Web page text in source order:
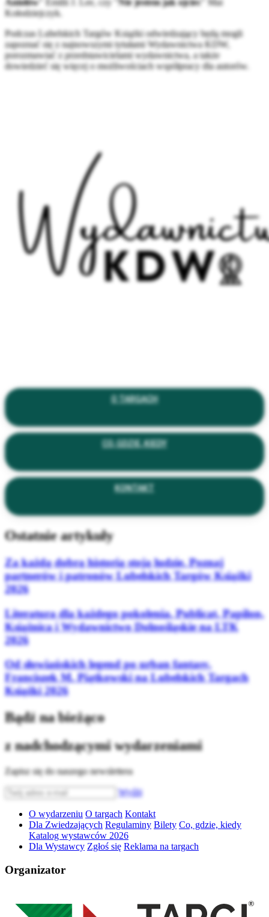
Aniołów " Emilii J. Lee, czy "Nie jestem jak ojciec " Mai
Kołodziejczyk.
Podczas Lubelskich Targów Książki odwiedzający będą mogli
zapoznać się z najnowszymi tytułami Wydawnictwa KDW,
porozmawiać z przedstawicielami wydawnictwa, a także
dowiedzieć się więcej o możliwościach współpracy dla autorów.
O TARGACH
CO, GDZIE, KIEDY
KONTAKT
Ostatnie artykuły
Za każdą dobrą historią stoją ludzie. Poznaj
partnerów i patronów Lubelskich Targów Książki
2026
Literatura dla każdego pokolenia. Publicat, Papilon,
Książnica i Wydawnictwo Dolnośląskie na LTK
2026
Od słowiańskich legend po urban fantasy.
Franciszek M. Piątkowski na Lubelskich Targach
Książki 2026
Bądź na bieżąco
z nadchodzącymi wydarzeniami
Zapisz się do naszego newslettera
Wyślij
O wydarzeniu O targach Kontakt
Dla Zwiedzających Regulaminy Bilety Co, gdzie, kiedy
Katalog wystawców 2026
Dla Wystawcy Zgłoś się Reklama na targach
Organizator